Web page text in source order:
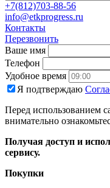
+7(812)703-88-56
info@etkprogress.ru
Контакты
Перезвонить
Ваше имя
Телефон
Удобное время
Я подтверждаю
Перед использованием
внимательно
Получая доступ и
сервису.
Покупки